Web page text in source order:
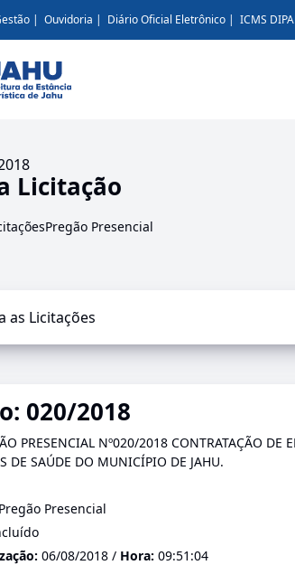
Ouvidoria Diário Oficial Eletrônico ICMS
Licitação
Pregão Presencial
as Licitações
020/2018
PRESENCIAL Nº020/2018 CONTRATAÇÃO DE
DE SAÚDE DO MUNICÍPIO DE JAHU.
Pregão Presencial
06/08/2018 / Hora: 09:51:04